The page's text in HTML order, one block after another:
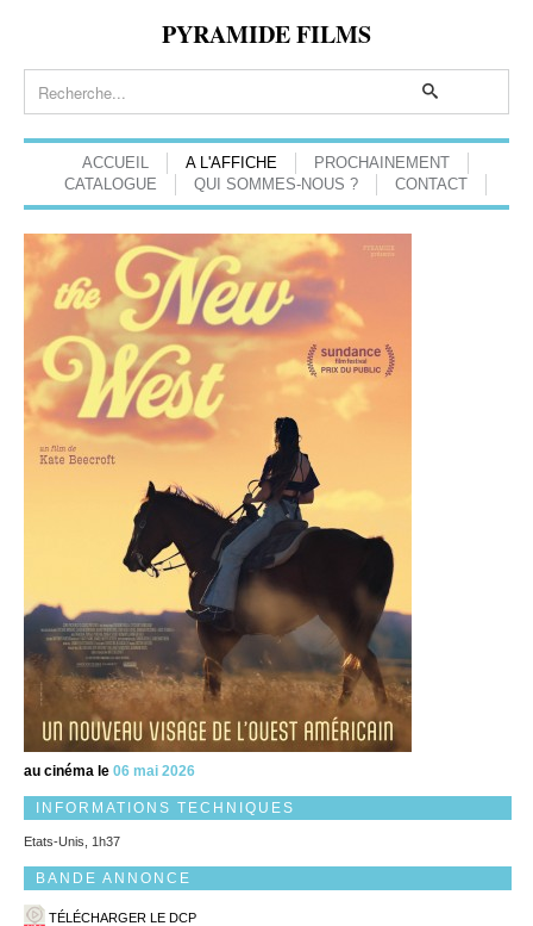
PYRAMIDE FILMS
ACCUEIL A L'AFFICHE
PROCHAINEMENT
CATALOGUE
QUI SOMMES-NOUS ? CONTACT
au cinéma le 06 mai 2026
INFORMATIONS TECHNIQUES
Etats-Unis, 1h37
BANDE ANNONCE
TÉLÉCHARGER LE DCP